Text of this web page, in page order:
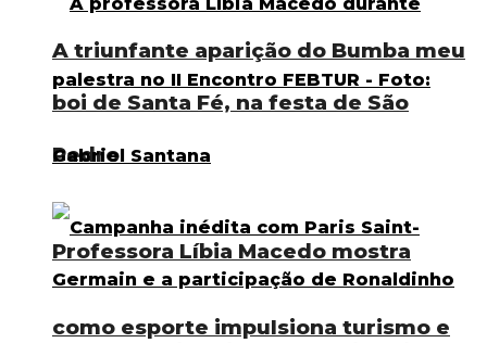
A triunfante aparição do Bumba meu
boi de Santa Fé, na festa de São
Pedro
Professora Líbia Macedo mostra
como esporte impulsiona turismo e